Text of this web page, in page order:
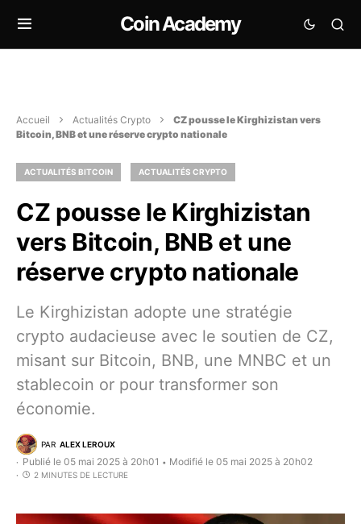
Coin Academy
Accueil Actualités Crypto
CZ pousse le Kirghizistan vers
Bitcoin, BNB et une réserve crypto nationale
ACTUALITÉS BITCOIN ACTUALITÉS CRYPTO
CZ pousse le Kirghizistan
vers Bitcoin, BNB et une
réserve crypto nationale
Le Kirghizistan adopte une stratégie
crypto audacieuse avec le soutien de CZ,
misant sur Bitcoin, BNB, une MNBC et un
stablecoin or pour transformer son
économie.
PAR ALEX LEROUX
Publié le 05 mai 2025 à 20h01 • Modifié le 05 mai 2025 à 20h02
2 MINUTES DE LECTURE